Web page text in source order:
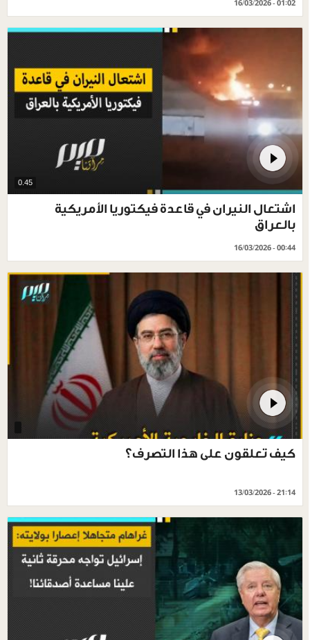
16/03/2026 - 01:02
0.45
اشتعال النيران في قاعدة فيكتوريا الأمريكية
بالعراق
16/03/2026 - 00:44
كيف تعلقون على هذا التصرف؟
13/03/2026 - 21:14